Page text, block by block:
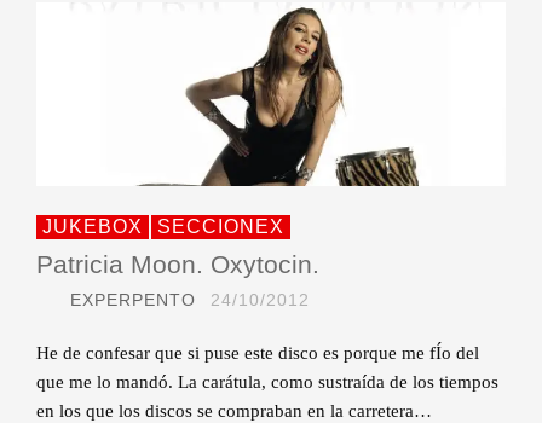
JUKEBOX SECCIONEX
Patricia Moon. Oxytocin.
EXPERPENTO 24/10/2012
He de confesar que si puse este disco es porque me fÍo del
que me lo mandó. La carátula, como sustraída de los tiempos
en los que los discos se compraban en la carretera…